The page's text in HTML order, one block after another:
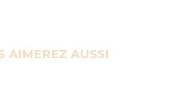
AIMEREZ AUSSI